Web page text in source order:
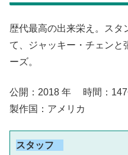
歴代最高の出来栄え。スタ
て、ジャッキー・チェンと
ーズ。
公開：2018 年 時間：
製作国：アメリカ
スタッフ